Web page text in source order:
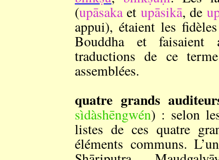
(upāsakaet upāsikā, de
appui), étaient les
Bouddha et faisaient
traductions de ce
assemblées.
quatre grands
sìdàshēngwén) : selon
listes de ces quatre
éléments communs.